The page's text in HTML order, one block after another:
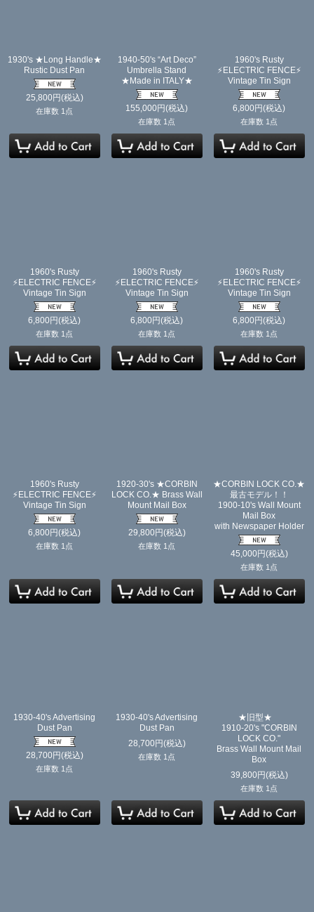
1930's ★Long Handle★
Rustic Dust Pan
25,800円(税込)
在庫数 1点
1940-50's “Art Deco”
Umbrella Stand
★Made in ITALY★
155,000円(税込)
在庫数 1点
1960's Rusty
⚡️ELECTRIC FENCE⚡️
Vintage Tin Sign
6,800円(税込)
在庫数 1点
1960's Rusty
⚡️ELECTRIC FENCE⚡️
Vintage Tin Sign
6,800円(税込)
在庫数 1点
1960's Rusty
⚡️ELECTRIC FENCE⚡️
Vintage Tin Sign
6,800円(税込)
在庫数 1点
1960's Rusty
⚡️ELECTRIC FENCE⚡️
Vintage Tin Sign
6,800円(税込)
在庫数 1点
1960's Rusty
⚡️ELECTRIC FENCE⚡️
Vintage Tin Sign
6,800円(税込)
在庫数 1点
1920-30's ★CORBIN
LOCK CO.★ Brass Wall
Mount Mail Box
29,800円(税込)
在庫数 1点
★CORBIN LOCK CO.★
最古モデル！！
1900-10's Wall Mount
Mail Box
with Newspaper Holder
45,000円(税込)
在庫数 1点
1930-40's Advertising
Dust Pan
28,700円(税込)
在庫数 1点
1930-40's Advertising
Dust Pan
28,700円(税込)
在庫数 1点
★旧型★
1910-20's "CORBIN
LOCK CO."
Brass Wall Mount Mail
Box
39,800円(税込)
在庫数 1点